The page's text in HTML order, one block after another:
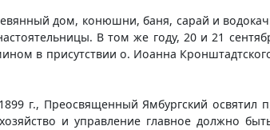
дом, конюшни, баня, сарай и
В том же году, 20 и 21
в присутствии о. Иоанна
г., Преосвященный Ямбургский освятил
и управление главное должно